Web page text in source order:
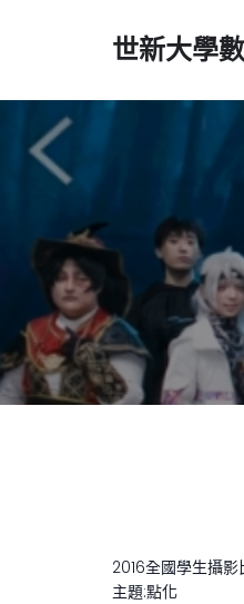
世新大學
2016全國學生攝
主題:點化